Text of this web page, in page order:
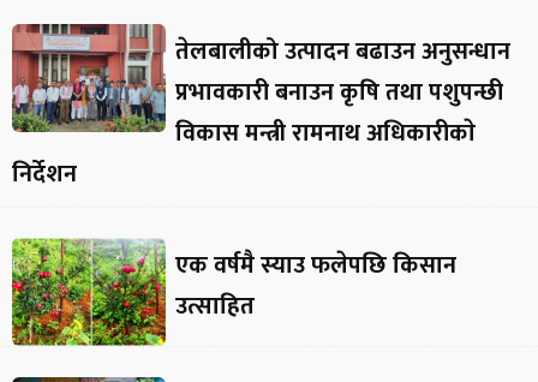
तेलबालीको उत्पादन बढाउन अनुसन्धान
प्रभावकारी बनाउन कृषि तथा पशुपन्छी
विकास मन्त्री रामनाथ अधिकारीकाे
निर्देशन
एक वर्षमै स्याउ फलेपछि किसान
उत्साहित